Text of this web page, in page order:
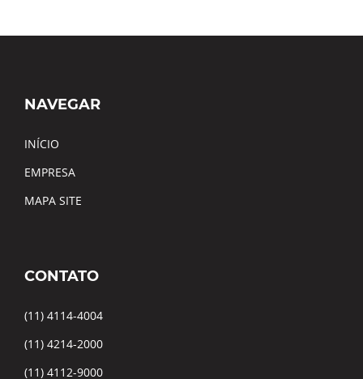
NAVEGAR
INÍCIO
EMPRESA
MAPA SITE
CONTATO
(11) 4114-4004
(11) 4214-2000
(11) 4112-9000